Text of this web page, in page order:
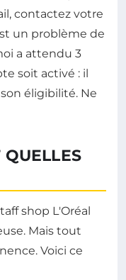
contactez votre
un problème de
a attendu 3
soit activé : il
éligibilité. Ne
QUELLES
shop L'Oréal
Mais tout
Voici ce